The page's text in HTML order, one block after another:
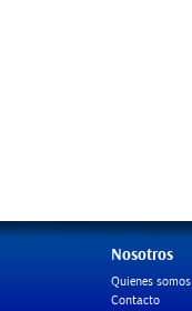
Nosotros
Quienes somos
Contacto